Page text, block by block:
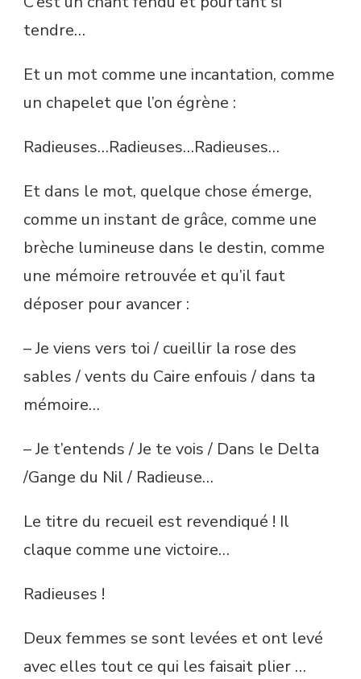
tendre…
Et un mot comme une incantation, comme
un chapelet que l’on égrène :
Radieuses…Radieuses…Radieuses…
Et dans le mot, quelque chose émerge,
comme un instant de grâce, comme une
brèche lumineuse dans le destin, comme
une mémoire retrouvée et qu’il faut
déposer pour avancer :
– Je viens vers toi / cueillir la rose des
sables / vents du Caire enfouis / dans ta
mémoire…
– Je t’entends / Je te vois / Dans le Delta
/Gange du Nil / Radieuse…
Le titre du recueil est revendiqué ! Il
claque comme une victoire…
Radieuses !
Deux femmes se sont levées et ont levé
avec elles tout ce qui les faisait plier …